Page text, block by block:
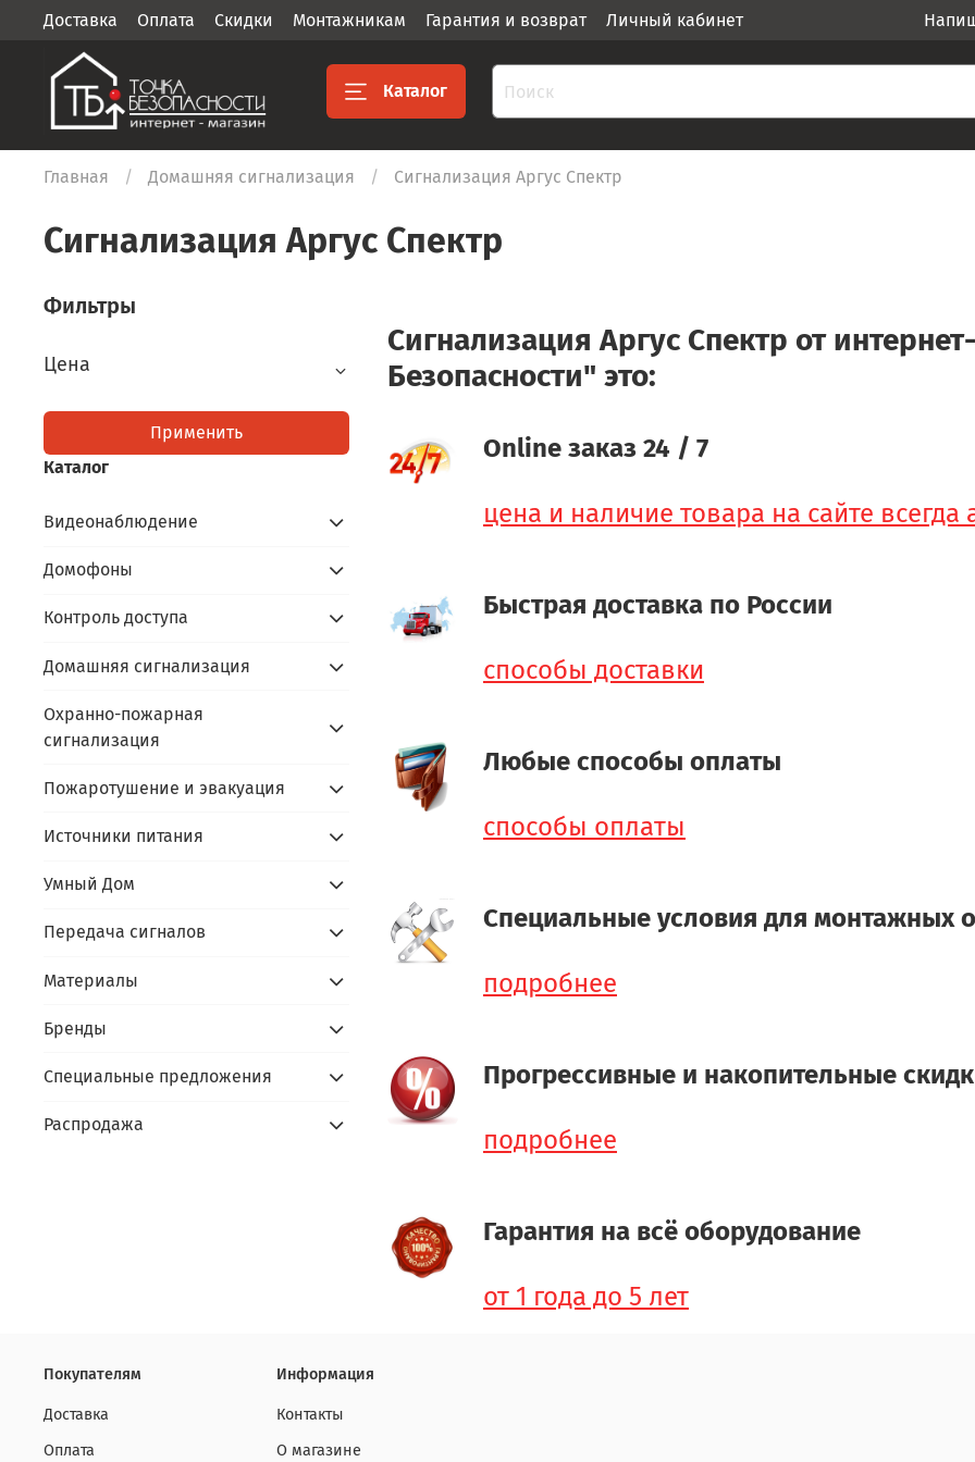
Доставка Оплата Скидки Монтажникам Гарантия и возврат Личный кабинет
Каталог
Главная Домашняя сигнализация Cигнализация Аргус Спектр
Cигнализация Аргус Спектр
Cигнализация Аргус Спектр от
Безопасности" это:
Online заказ 24 / 7
цена и наличие товара на сайте всегда
Быстрая доставка по России
способы доставки
Любые способы оплаты
способы оплаты
Специальные условия для монтажных
подробнее
Прогрессивные и накопительные
подробнее
Гарантия на всё оборудование
от 1 года до 5 лет
Фильтры
Цена
Применить
Каталог
Видеонаблюдение
Домофоны
Контроль доступа
Домашняя сигнализация
Охранно-пожарная
сигнализация
Пожаротушение и эвакуация
Источники питания
Умный Дом
Передача сигналов
Материалы
Бренды
Специальные предложения
Распродажа
Покупателям
Доставка
Оплата
Информация
Контакты
О магазине